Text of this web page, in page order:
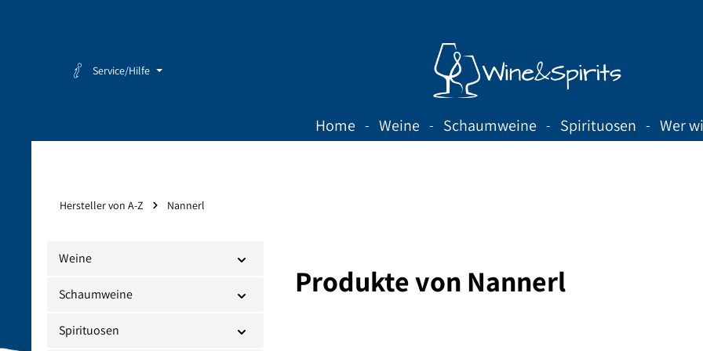
Service/Hilfe
Home Weine Schaumweine Spirituosen Wer
Hersteller von A-Z Nannerl
Weine
Schaumweine
Spirituosen
Produkte von Nannerl